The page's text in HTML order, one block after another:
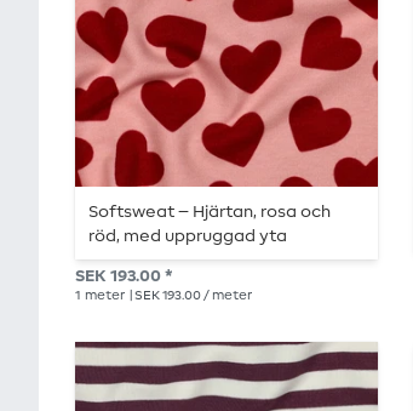
Softsweat – Hjärtan, rosa och
röd, med uppruggad yta
SEK 193.00 *
1 meter | SEK 193.00 / meter